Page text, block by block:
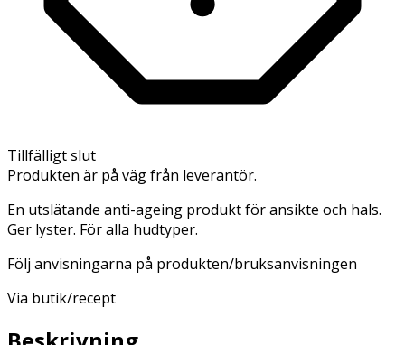
Tillfälligt slut
Produkten är på väg från leverantör.
En utslätande anti-ageing produkt för ansikte och hals.
Ger lyster. För alla hudtyper.
Följ anvisningarna på produkten/bruksanvisningen
Via butik/recept